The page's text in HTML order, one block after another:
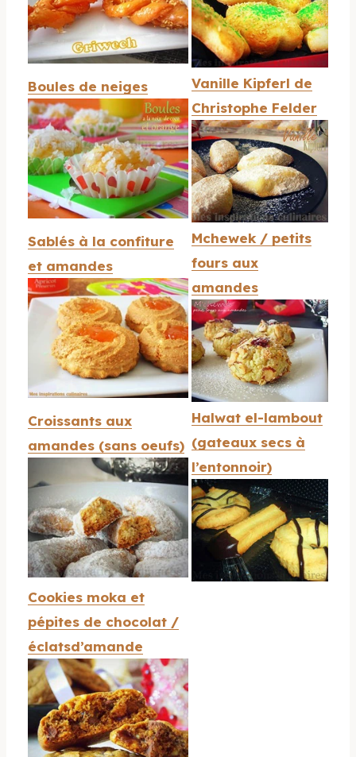
Boules de neiges
Vanille Kipferl de
Christophe Felder
Sablés à la confiture
et amandes
Mchewek / petits
fours aux
amandes
Croissants aux
amandes (sans oeufs)
Halwat el-lambout
(gateaux secs à
l’entonnoir)
Cookies moka et
pépites de chocolat /
éclatsd’amande